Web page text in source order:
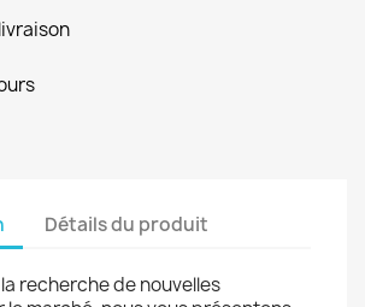
Détails du produit
recherche de nouvelles